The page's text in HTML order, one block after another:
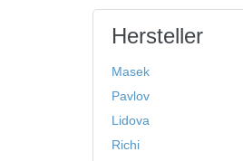
Hersteller
Masek
Pavlov
Lidova
Richi